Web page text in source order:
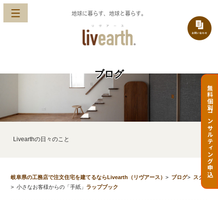
地球に暮らす、地球と暮らす。
無料個別コンサルティング申込
ブログ
Livearthの日々のこと
岐阜県の工務店で注文住宅を建てるならLivearth（リヴアース）> ブログ> スク
ラップブック
> 小さなお客様からの「手紙」